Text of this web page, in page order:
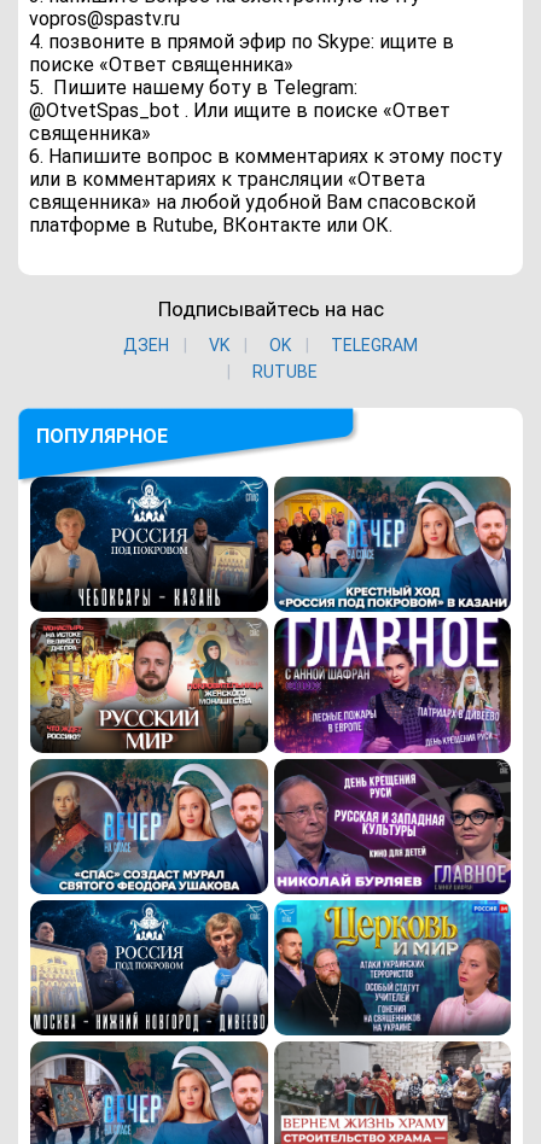
vopros@spastv.ru
4. позвоните в прямой эфир по Skype: ищите в
поиске «Ответ священника»
5. Пишите нашему боту в Telegram:
@OtvetSpas_bot . Или ищите в поиске «Ответ
священника»
6. Напишите вопрос в комментариях к этому посту
или в комментариях к трансляции «Ответа
священника» на любой удобной Вам спасовской
платформе в Rutube, ВКонтакте или ОК.
Подписывайтесь на нас
ДЗЕН VK ОK
TELEGRAM
RUTUBE
ПОПУЛЯРНОЕ